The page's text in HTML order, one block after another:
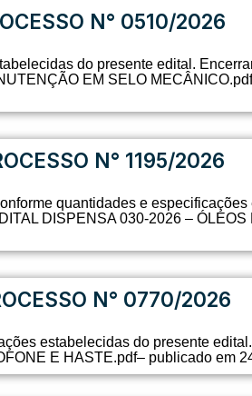
N° 0510/2026
do presente edital.
EM SELO
N° 1195/2026
quantidades e
DISPENSA 030-2026 –
N° 0770/2026
estabelecidas do presente
E HASTE.pdf– publicado em